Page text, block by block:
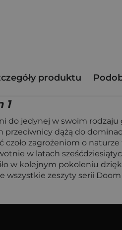
produktu
1
do jedynej w swoim
przeciwnicy dążą do
zagrożeniom o
w latach
w kolejnym pokoleniu
zeszyty serii